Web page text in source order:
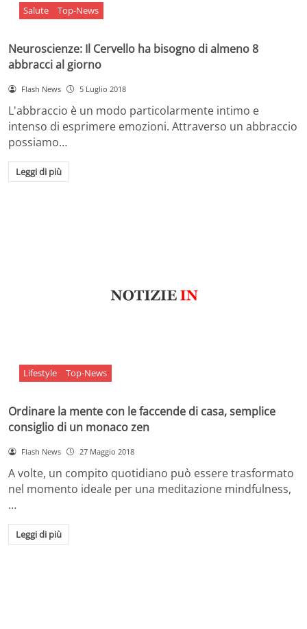
Salute Top-News
Neuroscienze: Il Cervello ha bisogno di almeno 8
abbracci al giorno
Flash News 5 Luglio 2018
L'abbraccio è un modo particolarmente intimo e
intenso di esprimere emozioni. Attraverso un abbraccio
possiamo…
Leggi di più
Lifestyle Top-News
Ordinare la mente con le faccende di casa, semplice
consiglio di un monaco zen
Flash News 27 Maggio 2018
A volte, un compito quotidiano può essere trasformato
nel momento ideale per una meditazione mindfulness,
…
Leggi di più